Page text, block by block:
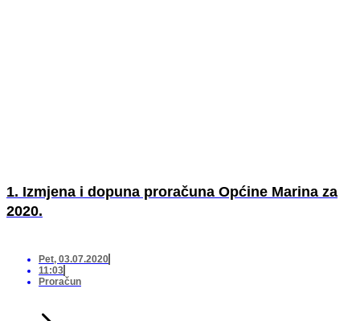
1. Izmjena i dopuna proračuna Općine Marina za
2020.
Pet, 03.07.2020
11:03
Proračun